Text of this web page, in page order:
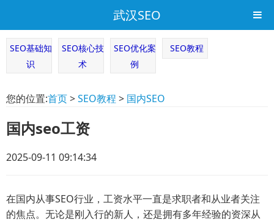
武汉SEO
SEO基础知
识
SEO核心技
术
SEO优化案
例
SEO教程
您的位置:首页>SEO教程 > 国内SEO
国内seo工资
2025-09-11 09:14:34
在国内从事SEO行业，工资水平一直是求职者和从业者关注
的焦点。无论是刚入行的新人，还是拥有多年经验的资深从